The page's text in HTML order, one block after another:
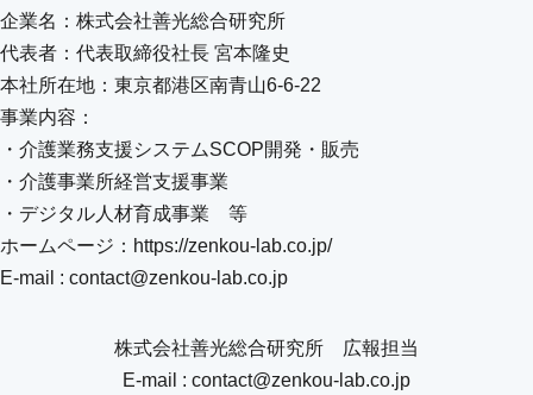
企業名：株式会社善光総合研究所
代表者：代表取締役社⻑ 宮本隆史
本社所在地：東京都港区南青山6-6-22
事業内容：
・介護業務支援システムSCOP開発・販売
・介護事業所経営支援事業
・デジタル人材育成事業 等
ホームページ：https://zenkou-lab.co.jp/
E-mail : contact@zenkou-lab.co.jp
株式会社善光総合研究所 広報担当
E-mail : contact@zenkou-lab.co.jp